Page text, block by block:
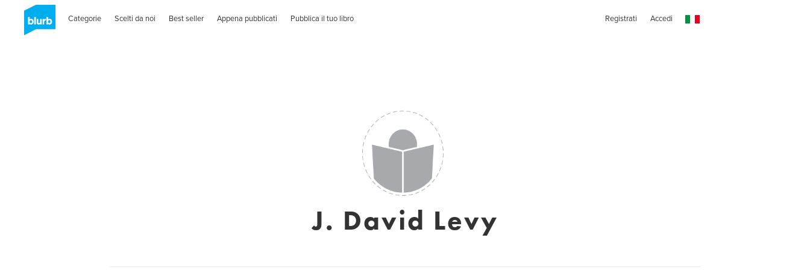
Categorie Scelti da noi Best seller Appena pubblicati Pubblica il tuo libro Registrati Accedi
J. David Levy